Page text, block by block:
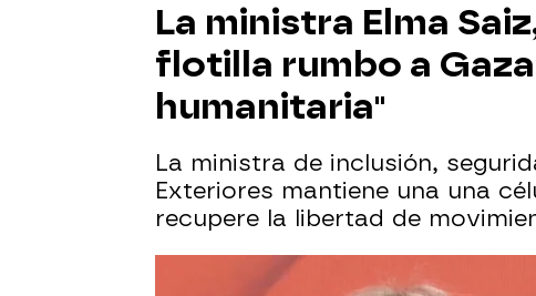
La ministra Elma
flotilla rumbo a
humanitaria"
La ministra de inclusión,
Exteriores mantiene una una
recupere la libertad de
Última hora de la Flotilla en